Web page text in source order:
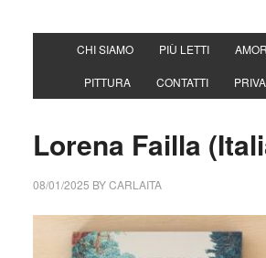
CHI SIAMO PIÙ LETTI
PITTURA CONTATTI
Lorena Failla
08/01/2025 BYCARLAITA